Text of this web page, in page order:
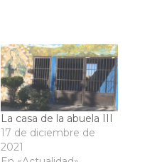
La casa de la abuela III
17 de diciembre de
2021